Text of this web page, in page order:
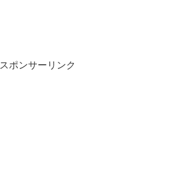
スポンサーリンク